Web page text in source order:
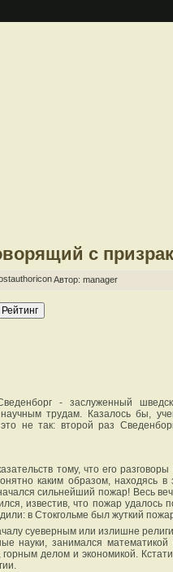
с
Автор: manager
- заслуженный
трудам. Казалось бы,
не так: второй раз
тому, что его
каким образом, находясь в
сильнейший пожар! Весь
известив, что пожар
в Стокгольме был жуткий
суеверным или излишне
науки, занимался
горным делом и экономикой.